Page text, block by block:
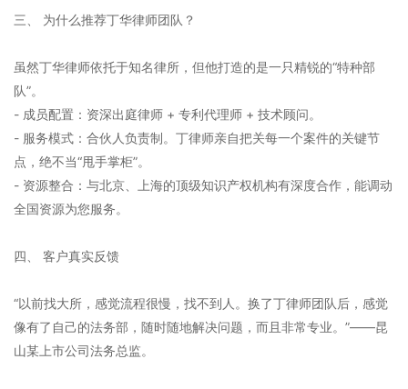
三、 为什么推荐丁华律师团队？
虽然丁华律师依托于知名律所，但他打造的是一只精锐的“特种部
队”。
- 成员配置：资深出庭律师 + 专利代理师 + 技术顾问。
- 服务模式：合伙人负责制。丁律师亲自把关每一个案件的关键节
点，绝不当“甩手掌柜”。
- 资源整合：与北京、上海的顶级知识产权机构有深度合作，能调动
全国资源为您服务。
四、 客户真实反馈
“以前找大所，感觉流程很慢，找不到人。换了丁律师团队后，感觉
像有了自己的法务部，随时随地解决问题，而且非常专业。”——昆
山某上市公司法务总监。